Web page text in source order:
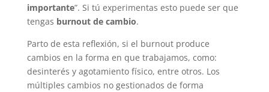
importante”. Si tú experimentas esto puede ser que
tengas burnout de cambio.
Parto de esta reflexión, si el burnout produce
cambios en la forma en que trabajamos, como:
desinterés y agotamiento físico, entre otros. Los
múltiples cambios no gestionados de forma